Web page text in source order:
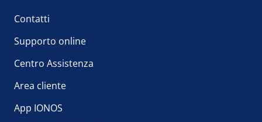
Contatti
Supporto online
Centro Assistenza
Area cliente
App IONOS